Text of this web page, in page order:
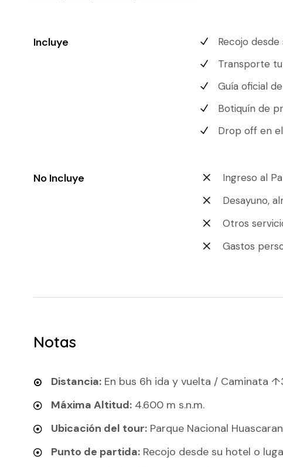
Incluye
Recojo
Transporte
Guía oficial
Botiquín de
Drop off en
No Incluye
Ingreso al
Desayuno,
Otros
Gastos
Notas
Distancia: En bus 6h ida y vuelta / Caminata
Máxima Altitud: 4.600 m s.n.m.
Ubicación del tour: Parque Nacional Huascaran
Punto de partida: Recojo desde su hotel o